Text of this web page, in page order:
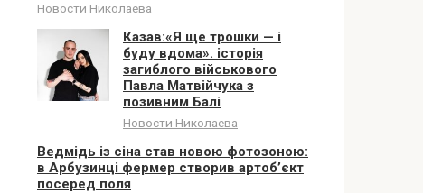
Новости Николаева
Казав:«Я ще трошки — і
буду вдома». історія
загиблого військового
Павла Матвійчука з
позивним Балі
Новости Николаева
Ведмідь із сіна став новою фотозоною:
в Арбузинці фермер створив артоб’єкт
посеред поля